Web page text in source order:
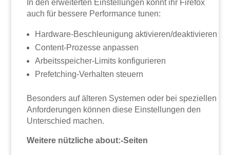
In den erweiterten Einstellungen könnt ihr Firefox
auch für bessere Performance tunen:
Hardware-Beschleunigung aktivieren/deaktivieren
Content-Prozesse anpassen
Arbeitsspeicher-Limits konfigurieren
Prefetching-Verhalten steuern
Besonders auf älteren Systemen oder bei speziellen
Anforderungen können diese Einstellungen den
Unterschied machen.
Weitere nützliche about:-Seiten